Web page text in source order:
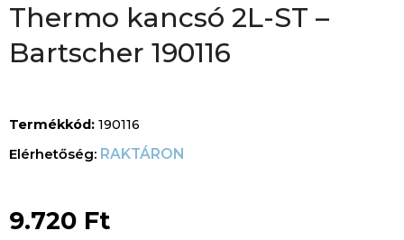
Thermo kancsó 2L-ST –
Bartscher 190116
Termékkód: 190116
RAKTÁRON
9.720 Ft